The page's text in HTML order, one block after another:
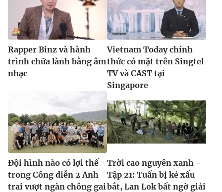
Rapper Binz và hành
trình chữa lành bằng âm
nhạc
Vietnam Today chính
thức có mặt trên Singtel
TV và CAST tại
Singapore
Đội hình nào có lợi thế
trong Công diễn 2 Anh
trai vượt ngàn chông gai
Trời cao nguyên xanh -
Tập 21: Tuấn bị kẻ xấu
bắt, Lan Lok bất ngờ giải